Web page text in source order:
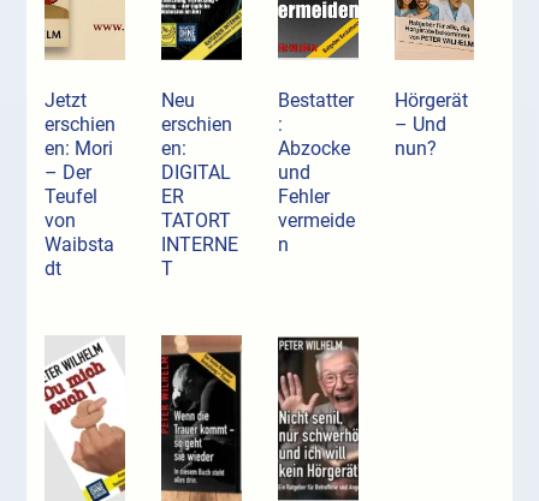
Jetzt
erschien
en: Mori
– Der
Teufel
von
Waibsta
dt
Neu
erschien
en:
DIGITAL
ER
TATORT
INTERNE
T
Bestatter
:
Abzocke
und
Fehler
vermeide
n
Hörgerät
– Und
nun?